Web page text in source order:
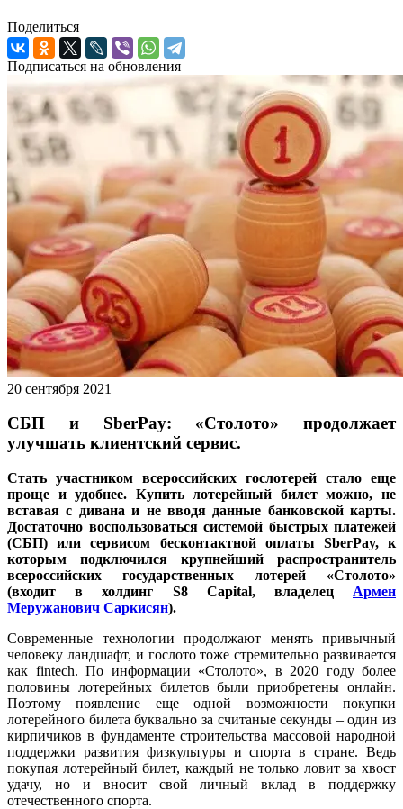
Поделиться
Подписаться на обновления
20 сентября 2021
СБП и SberPay: «Столото» продолжает
улучшать клиентский сервис.
Стать участником всероссийских гослотерей стало еще
проще и удобнее. Купить лотерейный билет можно, не
вставая с дивана и не вводя данные банковской карты.
Достаточно воспользоваться системой быстрых платежей
(СБП) или сервисом бесконтактной оплаты SberPay, к
которым подключился крупнейший распространитель
всероссийских государственных лотерей «Столото»
(входит в холдинг S8 Capital, владелец Армен
Меружанович Саркисян).
Современные технологии продолжают менять привычный
человеку ландшафт, и гослото тоже стремительно развивается
как fintech. По информации «Столото», в 2020 году более
половины лотерейных билетов были приобретены онлайн.
Поэтому появление еще одной возможности покупки
лотерейного билета буквально за считаные секунды – один из
кирпичиков в фундаменте строительства массовой народной
поддержки развития физкультуры и спорта в стране. Ведь
покупая лотерейный билет, каждый не только ловит за хвост
удачу, но и вносит свой личный вклад в поддержку
отечественного спорта.